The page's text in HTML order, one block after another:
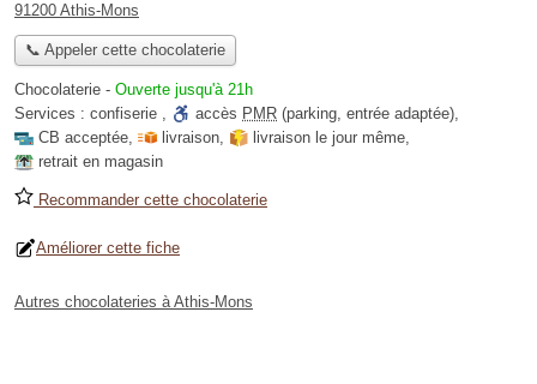
91200 Athis-Mons
📞 Appeler cette chocolaterie
Chocolaterie - Ouverte jusqu'à 21h
Services : confiserie , accès PMR (parking, entrée adaptée),
CB acceptée, livraison, livraison le jour même,
retrait en magasin
Recommander cette chocolaterie
Améliorer cette fiche
Autres chocolateries à Athis-Mons